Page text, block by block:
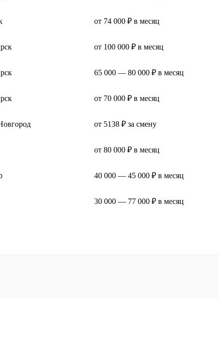
от 74 000 ₽ в месяц
от 100 000 ₽ в месяц
65 000 — 80 000 ₽ в месяц
от 70 000 ₽ в месяц
от 5138 ₽ за смену
от 80 000 ₽ в месяц
40 000 — 45 000 ₽ в месяц
30 000 — 77 000 ₽ в месяц